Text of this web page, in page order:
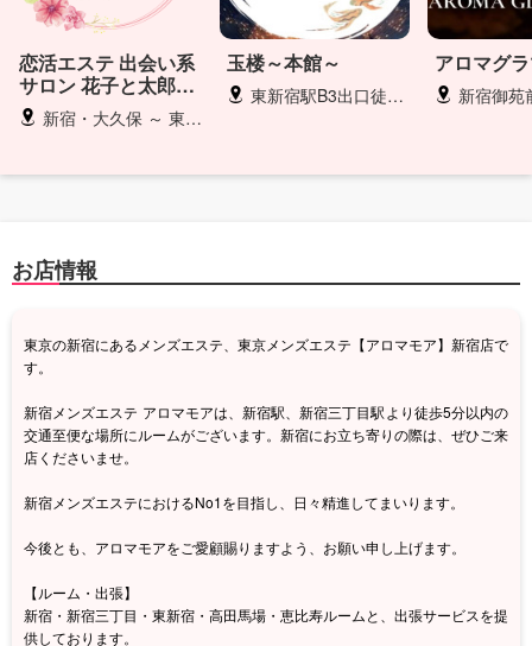
恋活エステ 出会い系
サロン 花子と太郎
ZERO
新宿・大久保 ～ 東京２３区（ご相談下さい）
玉楼～本館～
東新宿駅B3出口徒歩１~2分
アロマグ
新宿御苑前駅
お店情報
東京の新宿にあるメンズエステ、東京メンズエステ【アロマモア】新宿店で
す。
新宿メンズエステ アロマモアは、新宿駅、新宿三丁目駅より徒歩5分以内の
交通至便な場所にルームがございます。新宿にお立ち寄りの際は、ぜひご来
店くださいませ。
新宿メンズエステにおけるNo1を目指し、日々精進してまいります。
今後とも、アロマモアをご愛顧賜りますよう、お願い申し上げます。
【ルーム・出張】
新宿・新宿三丁目・東新宿・高田馬場・恵比寿ルームと、出張サービスを提
供しております。